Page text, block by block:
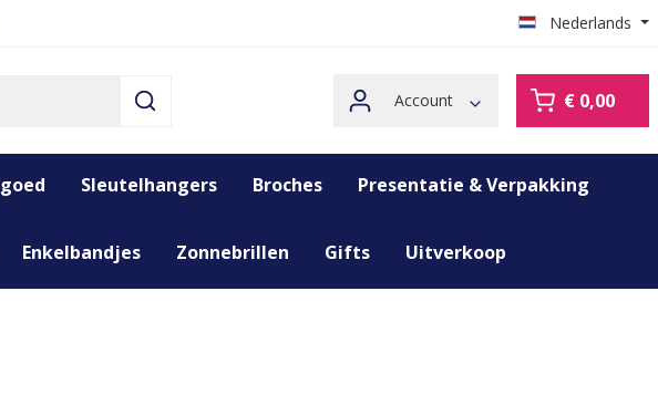
Nederlands
Account € 0,00
Sleutelhangers Broches Presentatie & Verpakking
Enkelbandjes Zonnebrillen Gifts Uitverkoop